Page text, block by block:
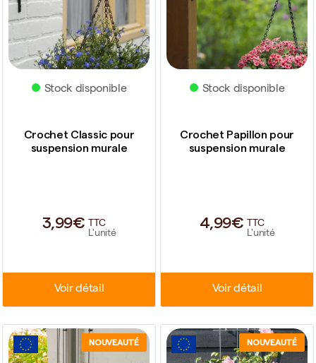
Stock disponible
Crochet Classic pour
suspension murale
3,99€
TTC
L'unité
Voir détail
Stock disponible
Crochet Papillon pour
suspension murale
4,99€
TTC
L'unité
Voir détail
NOUVEAUTÉ NOUVEAUTÉ